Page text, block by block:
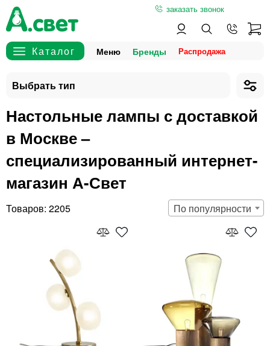
заказать звонок
Меню Бренды
Настольные лампы с доставкой
в Москве –
специализированный интернет-
магазин А-Свет
2205 По популярности